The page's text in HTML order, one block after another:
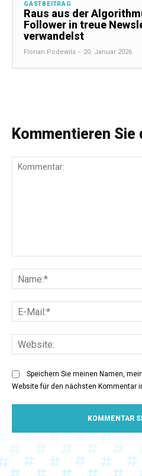
GASTBEITRAG
Raus aus der
Follower in treue
verwandelst
Florian Podewils - 20. Januar 2026
Kommentieren Sie
Speichern Sie meinen Namen,
Website für den nächsten Kommentar